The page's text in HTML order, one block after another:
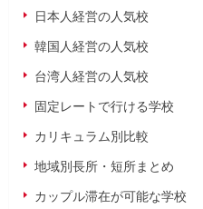
日本人経営の人気校
韓国人経営の人気校
台湾人経営の人気校
固定レートで行ける学校
カリキュラム別比較
地域別長所・短所まとめ
カップル滞在が可能な学校